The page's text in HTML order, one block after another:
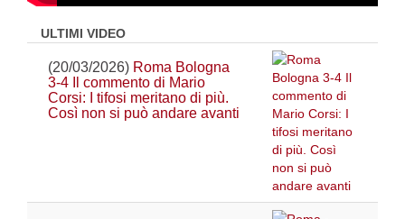
ULTIMI VIDEO
(20/03/2026) Roma Bologna
3-4 Il commento di Mario
Corsi: I tifosi meritano di più.
Così non si può andare avanti